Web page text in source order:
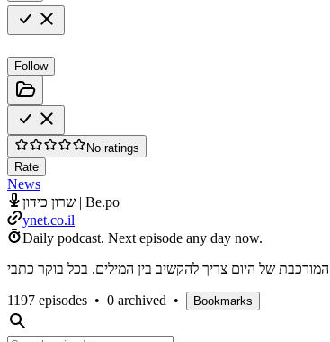
Follow
No ratings
Rate
News
שרון כידון | Be.po
ynet.co.il
Daily podcast. Next episode any day now.
1197 episodes • 0 archived • Bookmarks